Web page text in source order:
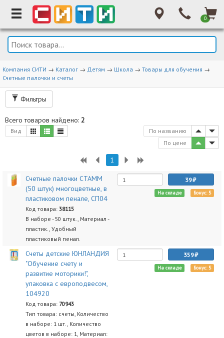
0
Компания СИТИ → Каталог → Детям → Школа → Товары для обучения →
Счетные палочки и счеты
Фильтры
Всего товаров найдено: 2
Вид
По названию
По цене
1
Счетные палочки СТАММ
(50 штук) многоцветные, в
пластиковом пенале, СП04
Код товара: 38115
В наборе - 50 штук., Материал -
пластик., Удобный
пластиковый пенал.
39
На складе Бонус: 5
Счеты детские ЮНЛАНДИЯ
"Обучение счету и
развитие моторики!",
упаковка с европодвесом,
104920
Код товара: 70943
Тип товара: счеты, Количество
в наборе: 1 шт., Количество
цветов в наборе: 1, Материал:
359
На складе Бонус: 5